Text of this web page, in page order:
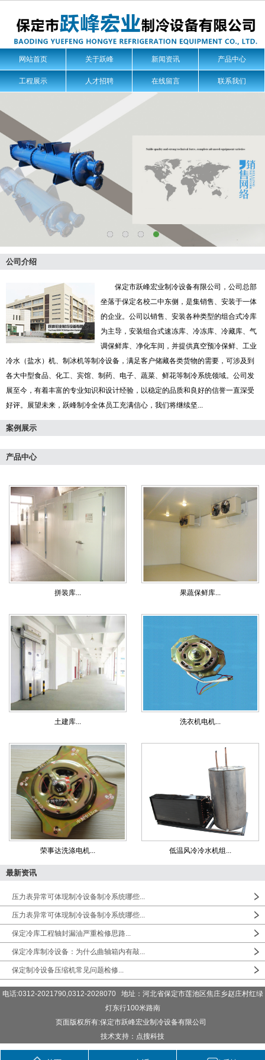
网站首页 关于跃峰 新闻资讯 产品中心
工程展示 人才招聘 在线留言 联系我们
公司介绍
保定市跃峰宏业制冷设备有限公司，公司总部
坐落于保定名校二中东侧，是集销售、安装于一体
的企业。公司以销售、安装各种类型的组合式冷库
为主导，安装组合式速冻库、冷冻库、冷藏库、气
调保鲜库、净化车间，并提供真空预冷保鲜、工业
冷水（盐水）机、制冰机等制冷设备，满足客户储藏各类货物的需要，可涉及到
各大中型食品、化工、宾馆、制药、电子、蔬菜、鲜花等制冷系统领域。公司发
展至今，有着丰富的专业知识和设计经验，以稳定的品质和良好的信誉一直深受
好评。展望未来，跃峰制冷全体员工充满信心，我们将继续坚...
案例展示
产品中心
拼装库... 果蔬保鲜库...
土建库... 洗衣机电机...
荣事达洗涤电机... 低温风冷冷水机组...
最新资讯
压力表异常可体现制冷设备制冷系统哪些...
压力表异常可体现制冷设备制冷系统哪些...
保定冷库工程轴封漏油严重检修思路...
保定冷库制冷设备：为什么曲轴箱内有敲...
保定制冷设备压缩机常见问题检修...
电话:0312-2021790,0312-2028070 地址：河北省保定市莲池区焦庄乡赵庄村红绿
灯东行100米路南
页面版权所有:保定市跃峰宏业制冷设备有限公司
技术支持：点搜科技